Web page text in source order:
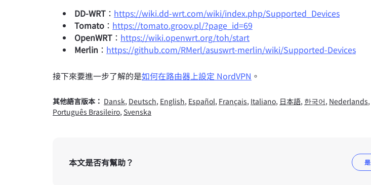
DD-WRT ： https://wiki.dd-wrt.com/wiki/index.php/Supported_Devices
Tomato ： https://tomato.groov.pl/?page_id=69
OpenWRT ： https://wiki.openwrt.org/toh/start
Merlin ： https://github.com/RMerl/asuswrt-merlin/wiki/Supported-Devices
接下來要進一步了解的是如何在路由器上設定 NordVPN 。
其他語言版本： Dansk, Deutsch, English, Español, Français, Italiano, 日本語, 한국어, Nederlands,
Português Brasileiro, Svenska
本文是否有幫助？ 是